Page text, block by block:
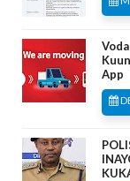
App